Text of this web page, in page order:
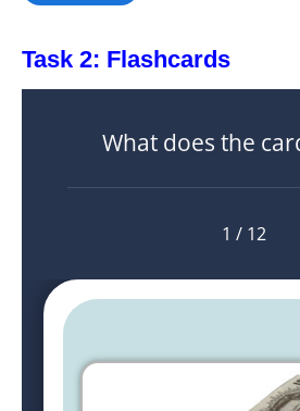
Task 2: Flashcards